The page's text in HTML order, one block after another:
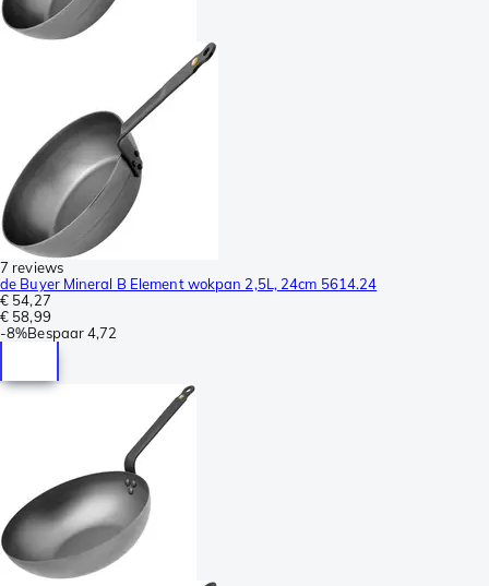
7 reviews
de Buyer Mineral B Element wokpan 2,5L, 24cm 5614.24
€ 54,27
€ 58,99
-8%Bespaar4,72